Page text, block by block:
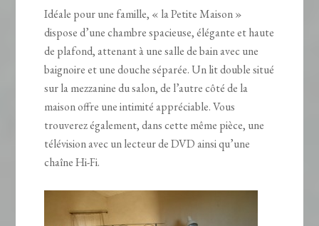
Idéale pour une famille, « la Petite Maison »
dispose d’une chambre spacieuse, élégante et haute
de plafond, attenant à une salle de bain avec une
baignoire et une douche séparée. Un lit double situé
sur la mezzanine du salon, de l’autre côté de la
maison offre une intimité appréciable. Vous
trouverez également, dans cette même pièce, une
télévision avec un lecteur de DVD ainsi qu’une
chaîne Hi-Fi.